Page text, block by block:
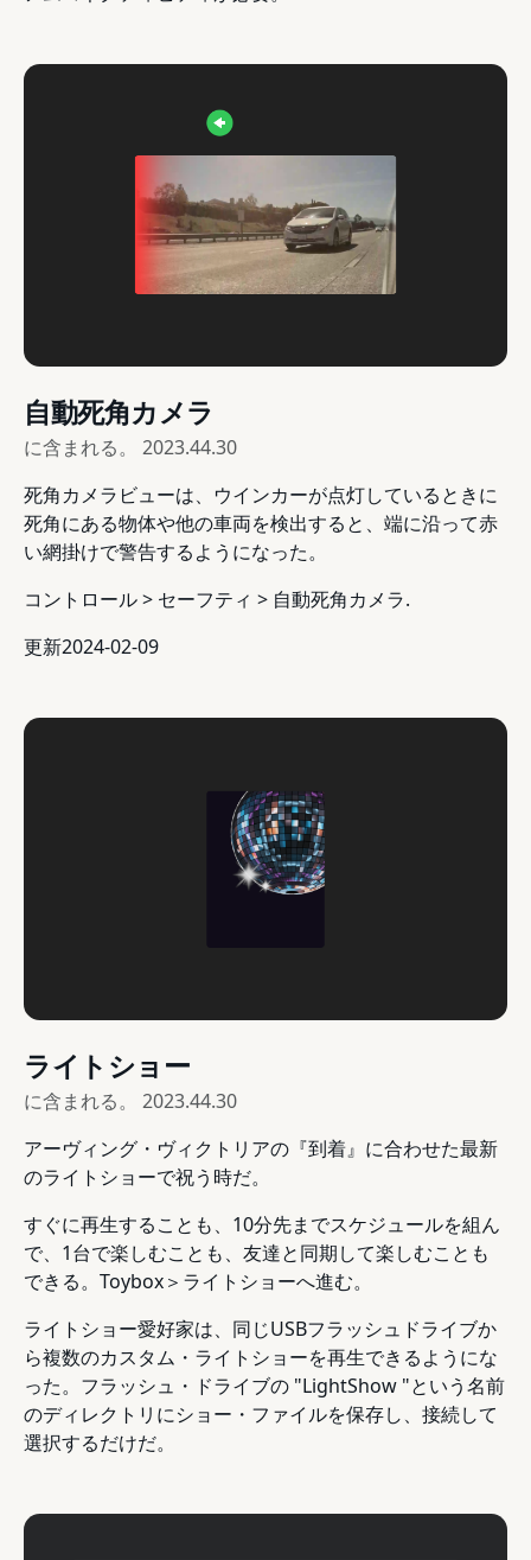
自動死角カメラ
に含まれる。 2023.44.30
死角カメラビューは、ウインカーが点灯しているときに
死角にある物体や他の車両を検出すると、端に沿って赤
い網掛けで警告するようになった。
コントロール > セーフティ > 自動死角カメラ.
更新2024-02-09
ライトショー
に含まれる。 2023.44.30
アーヴィング・ヴィクトリアの『到着』に合わせた最新
のライトショーで祝う時だ。
すぐに再生することも、10分先までスケジュールを組ん
で、1台で楽しむことも、友達と同期して楽しむことも
できる。Toybox＞ライトショーへ進む。
ライトショー愛好家は、同じUSBフラッシュドライブか
ら複数のカスタム・ライトショーを再生できるようにな
った。フラッシュ・ドライブの "LightShow "という名前
のディレクトリにショー・ファイルを保存し、接続して
選択するだけだ。